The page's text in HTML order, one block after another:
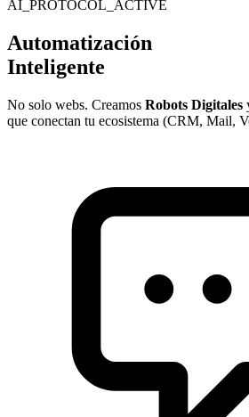
AI_PROTOCOL_ACTIVE
Automatización
Inteligente
No solo webs. Creamos Robots Digitales
que conectan tu ecosistema (CRM, Mail,